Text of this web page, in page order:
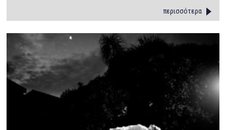
περισσότερα